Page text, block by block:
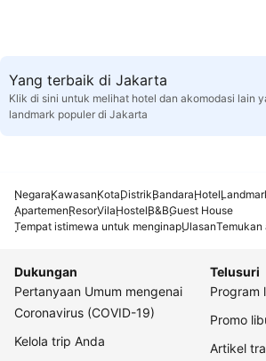
Yang terbaik di Jakarta
Klik di sini untuk melihat hotel dan akomodasi lain
landmark populer di Jakarta
NegaraKawasanKotaDistrikBandaraHotel
ApartemenResorVilaHostelB&BGuest House
Tempat istimewa untuk menginapUlasanTemukan
Dukungan
Pertanyaan Umum mengenai
Coronavirus (COVID-19)
Kelola trip Anda
Telusuri
Program
Promo
Artikel